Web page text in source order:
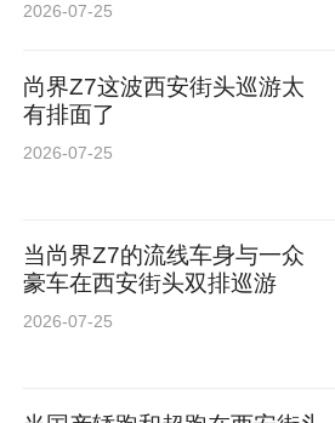
2026-07-25
尚界Z7这波西安街头巡游太
有排面了
2026-07-25
当尚界Z7的流线车身与一众
豪车在西安街头双排巡游
2026-07-25